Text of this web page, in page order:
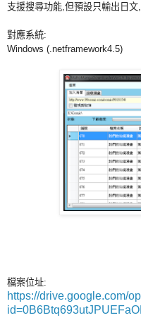
支援搜尋功能,但預設只輸出日文
對應系統:
Windows (.netframework4.5)
檔案位址:
https://drive.google.com/